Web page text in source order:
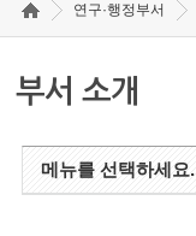
연구·행정부서
부서 소개
메뉴를 선택하세요.